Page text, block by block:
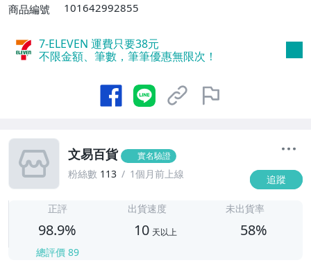
商品編號
101642992855
7-ELEVEN 運費只要38元
不限金額、筆數，筆筆優惠無限次！
文易百貨 實名驗證
粉絲數 113 1個月前上線 追蹤
正評
98.9%
總評價 89
出貨速度
10 天以上
未出貨率
58%